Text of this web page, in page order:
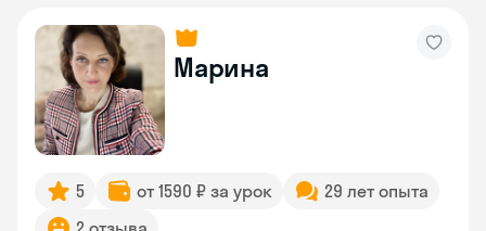
Марина
5 от 1590 ₽ за урок
29 лет опыта